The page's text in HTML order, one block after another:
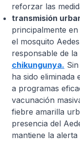
reforzar las
transmisión
principalmente
el mosquito
responsable de
chikungunya.
ha sido eliminada
a programas
vacunación
fiebre amarilla
presencia del
mantiene la